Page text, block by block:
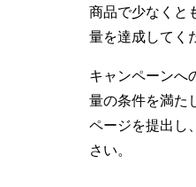
商品で少なくと
量を達成してく
キャンペーンへ
量の条件を満た
ページを提出し
さい。